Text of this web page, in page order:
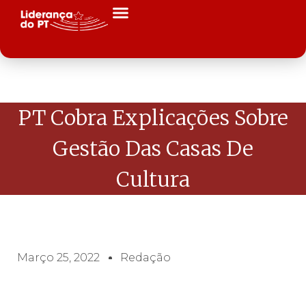
PT Cobra Explicações Sobre
Gestão Das Casas De
Cultura
Março 25, 2022 Redação